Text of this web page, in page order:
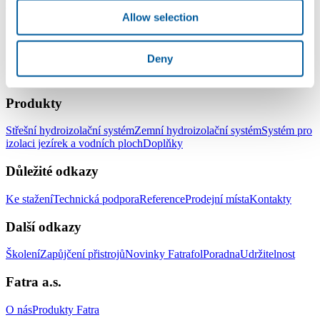
Allow selection
Deny
LinkedIn Facebook YouTube Instagram
Produkty
Střešní hydroizolační systémZemní hydroizolační systémSystém pro
izolaci jezírek a vodních plochDoplňky
Důležité odkazy
Ke staženíTechnická podporaReferenceProdejní místaKontakty
Další odkazy
ŠkoleníZapůjčení přistrojůNovinky FatrafolPoradnaUdržitelnost
Fatra a.s.
O násProdukty Fatra